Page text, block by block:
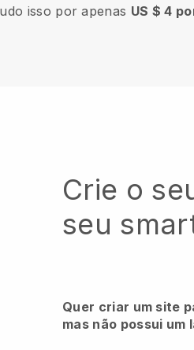
isso por apenas US $ 4
Crie o
seu
Quer criar um site
mas não possui um